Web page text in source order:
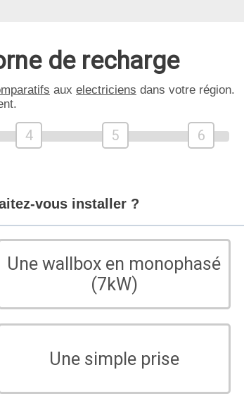
de recharge
aux electriciens dans votre région.
4 5 6
vous installer ?
Une wallbox en monophasé
(7kW)
Une simple prise